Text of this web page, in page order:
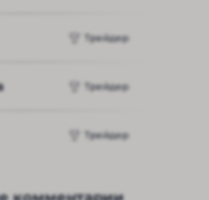
Трейдер
Трейдер
Трейдер